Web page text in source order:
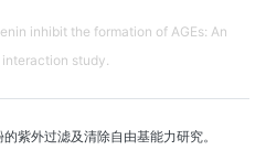
inhibit the formation of AGEs: An
study.
紫外过滤及清除自由基能力研究。